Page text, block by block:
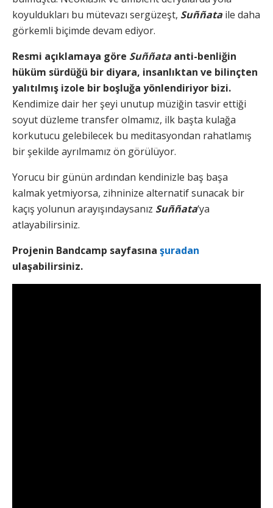
koyuldukları bu mütevazı sergüzeşt, Suññata ile daha
görkemli biçimde devam ediyor.
Resmi açıklamaya göre Suññata anti-benliğin
hüküm sürdüğü bir diyara, insanlıktan ve bilinçten
yalıtılmış izole bir boşluğa yönlendiriyor bizi.
Kendimize dair her şeyi unutup müziğin tasvir ettiği
soyut düzleme transfer olmamız, ilk başta kulağa
korkutucu gelebilecek bu meditasyondan rahatlamış
bir şekilde ayrılmamız ön görülüyor.
Yorucu bir günün ardından kendinizle baş başa
kalmak yetmiyorsa, zihninize alternatif sunacak bir
kaçış yolunun arayışındaysanız Suññata‘ya
atlayabilirsiniz.
Projenin Bandcamp sayfasına şuradan
ulaşabilirsiniz.